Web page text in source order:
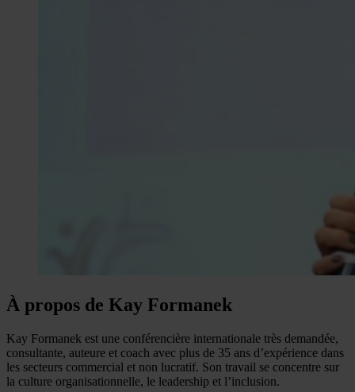
À propos de Kay Formanek
Kay Formanek est une conférencière internationale très demandée,
consultante, auteure et coach avec plus de 35 ans d’expérience dans
les secteurs commercial et non lucratif. Son travail se concentre sur
la culture organisationnelle, le leadership et l’inclusion.